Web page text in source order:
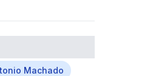
Machado